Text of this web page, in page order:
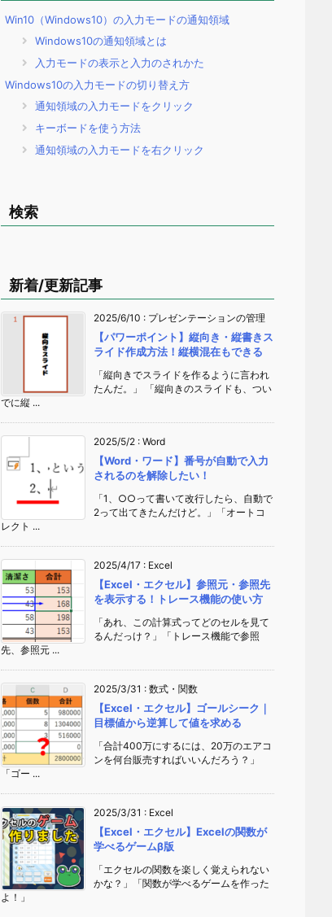
Win10（Windows10）の入力モードの通知領域
Windows10の通知領域とは
入力モードの表示と入力のされかた
Windows10の入力モードの切り替え方
通知領域の入力モードをクリック
キーボードを使う方法
通知領域の入力モードを右クリック
検索
新着/更新記事
2025/6/10 : プレゼンテーションの管理
【パワーポイント】縦向き・縦書きス
ライド作成方法！縦横混在もできる
「縦向きでスライドを作るように言われ
たんだ。」 「縦向きのスライドも、つい
でに縦 ...
2025/5/2 : Word
【Word・ワード】番号が自動で入力
されるのを解除したい！
「1、○○って書いて改行したら、自動で
2って出てきたんだけど。」「オートコ
レクト ...
2025/4/17 : Excel
【Excel・エクセル】参照元・参照先
を表示する！トレース機能の使い方
「あれ、この計算式ってどのセルを見て
るんだっけ？」「トレース機能で参照
先、参照元 ...
2025/3/31 : 数式・関数
【Excel・エクセル】ゴールシーク｜
目標値から逆算して値を求める
「合計400万にするには、20万のエアコ
ンを何台販売すればいいんだろう？」
「ゴー ...
2025/3/31 : Excel
【Excel・エクセル】Excelの関数が
学べるゲームβ版
「エクセルの関数を楽しく覚えられない
かな？」「関数が学べるゲームを作った
よ！」